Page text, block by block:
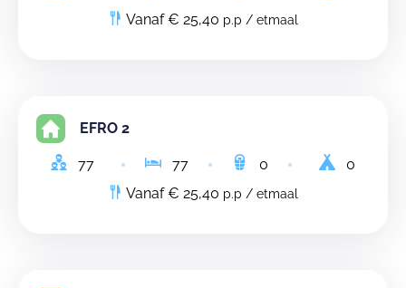
Vanaf € 25,40 p.p / etmaal
EFRO 2
77 77 0
0
Vanaf € 25,40 p.p / etmaal